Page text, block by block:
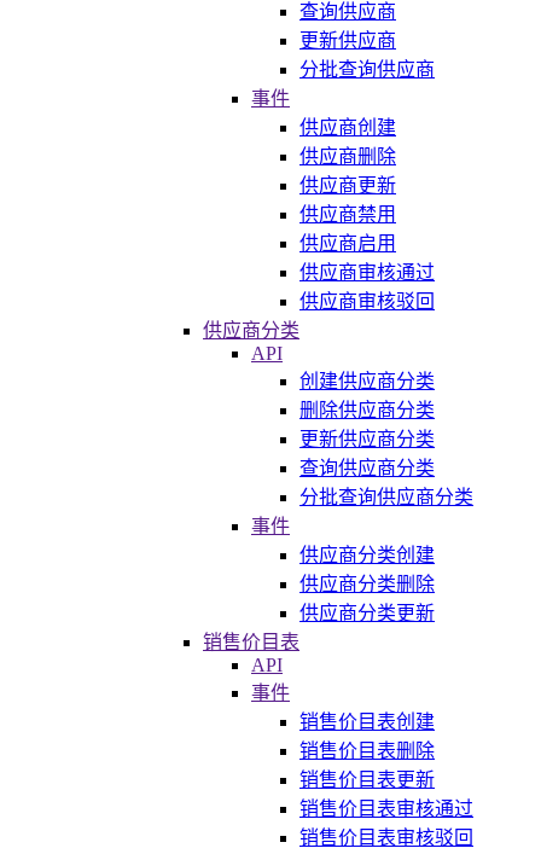
查询供应商
更新供应商
分批查询供应商
事件
供应商创建
供应商删除
供应商更新
供应商禁用
供应商启用
供应商审核通过
供应商审核驳回
供应商分类
API
创建供应商分类
删除供应商分类
更新供应商分类
查询供应商分类
分批查询供应商分类
事件
供应商分类创建
供应商分类删除
供应商分类更新
销售价目表
API
事件
销售价目表创建
销售价目表删除
销售价目表更新
销售价目表审核通过
销售价目表审核驳回